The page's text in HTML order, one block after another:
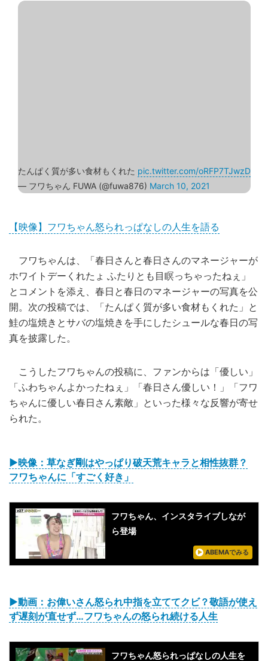
たんぱく質が多い食材もくれた pic.twitter.com/oRFP7TJwzD
— フワちゃん FUWA (@fuwa876) March 10, 2021
【映像】フワちゃん怒られっぱなしの人生を語る
フワちゃんは、「春日さんと春日さんのマネージャーが
ホワイトデーくれたょ ふたりとも目瞑っちゃったねぇ」
とコメントを添え、春日と春日のマネージャーの写真を公
開。次の投稿では、「たんぱく質が多い食材もくれた」と
鮭の塩焼きとサバの塩焼きを手にしたシュールな春日の写
真を披露した。
こうしたフワちゃんの投稿に、ファンからは「優しい」
「ふわちゃんよかったねぇ」「春日さん優しい！」「フワ
ちゃんに優しい春日さん素敵」といった様々な反響が寄せ
られた。
▶映像：草なぎ剛はやっぱり破天荒キャラと相性抜群？
フワちゃんに「すごく好き」
フワちゃん、インスタライブしなが
ら登場
ABEMAでみる
▶︎動画：お偉いさん怒られ中指を立ててクビ？敬語が使え
ず遅刻が直せず…フワちゃんの怒られ続ける人生
フワちゃん怒られっぱなしの人生を